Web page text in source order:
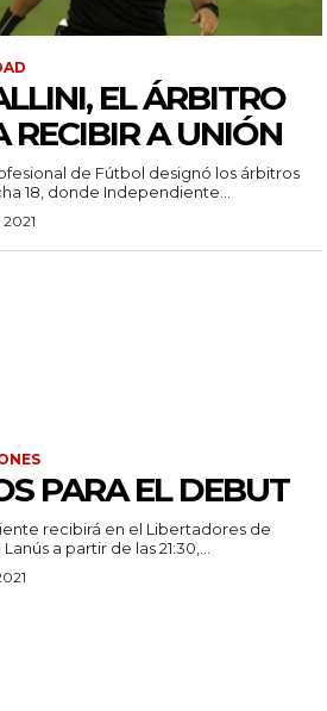
EL ÁRBITRO
RECIBIR A UNIÓN
de Fútbol designó los árbitros
18, donde Independiente...
PARA EL DEBUT
recibirá en el Libertadores de
a partir de las 21:30,...